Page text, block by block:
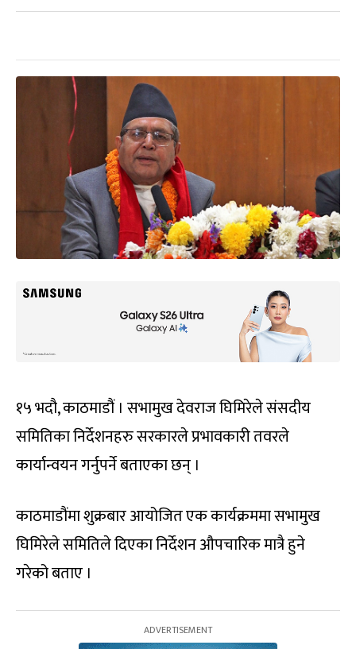
१५ भदौ, काठमाडौं । सभामुख देवराज घिमिरेले संसदीय
समितिका निर्देशनहरु सरकारले प्रभावकारी तवरले
कार्यान्वयन गर्नुपर्ने बताएका छन् ।
काठमाडौंमा शुक्रबार आयोजित एक कार्यक्रममा सभामुख
घिमिरेले समितिले दिएका निर्देशन औपचारिक मात्रै हुने
गरेको बताए ।